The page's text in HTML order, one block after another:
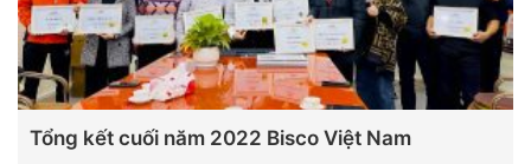
Tổng kết cuối năm 2022 Bisco Việt Nam